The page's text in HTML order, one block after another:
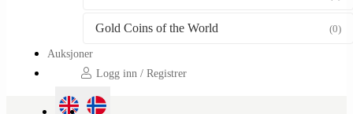
Gold Coins of the World (0)
Auksjoner
Logg inn / Registrer